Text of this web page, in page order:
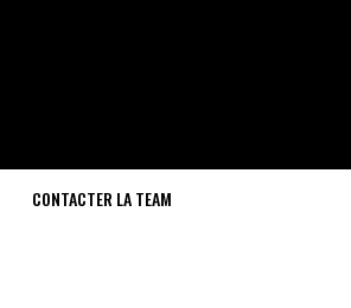
CONTACTER LA TEAM